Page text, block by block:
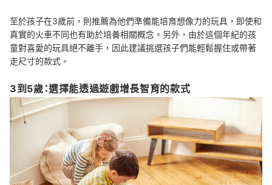
至於孩子在3歲前，則推薦為他們準備能培育想像力的玩具，即使和
真實的火車不同也有助於培養相關概念。另外，由於這個年紀的孩
童對喜愛的玩具絕不離手，因此建議挑選孩子們能輕鬆握住或帶著
走尺寸的款式。
3到5歲：選擇能透過遊戲增長智育的款式